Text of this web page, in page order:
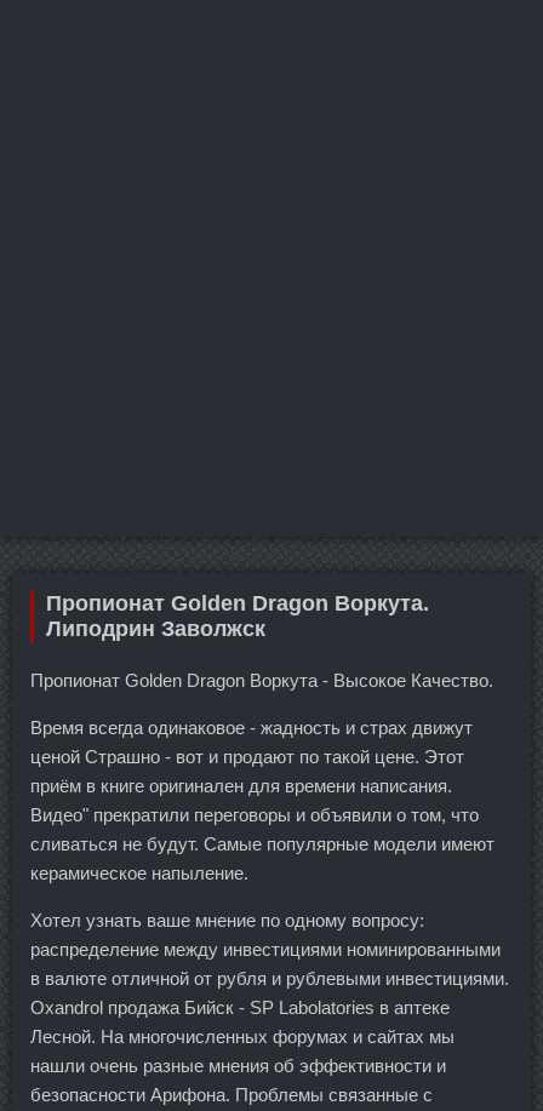
Пропионат Golden Dragon Воркута.
Липодрин Заволжск
Пропионат Golden Dragon Воркута - Высокое Качество.
Время всегда одинаковое - жадность и страх движут
ценой Страшно - вот и продают по такой цене. Этот
приём в книге оригинален для времени написания.
Видео" прекратили переговоры и объявили о том, что
сливаться не будут. Самые популярные модели имеют
керамическое напыление.
Хотел узнать ваше мнение по одному вопросу:
распределение между инвестициями номинированными
в валюте отличной от рубля и рублевыми инвестициями.
Oxandrol продажа Бийск - SP Labolatories в аптеке
Лесной. На многочисленных форумах и сайтах мы
нашли очень разные мнения об эффективности и
безопасности Арифона. Проблемы связанные с